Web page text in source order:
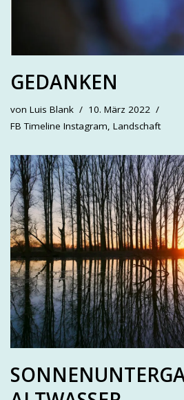
GEDANKEN
von Luis Blank
10. März 2022
FB Timeline Instagram, Landschaft